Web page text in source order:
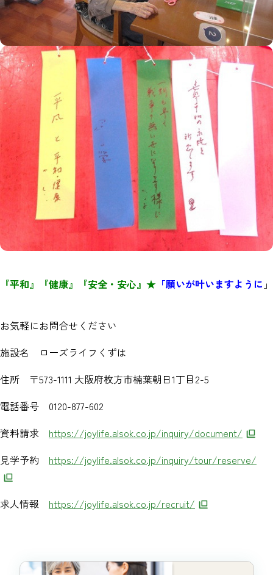
『平和』『健康』『安全・安心』★ 「願いが叶いますように 」
お気軽にお問合せください
施設名 ローズライフくずは
住所 〒573-1111 大阪府枚方市楠葉朝日1丁目2-5
電話番号 0120-877-602
資料請求 https://joylife.alsok.co.jp/inquiry/document/
見学予約 https://joylife.alsok.co.jp/inquiry/tour/reserve/​
求人情報 https://joylife.alsok.co.jp/recruit/